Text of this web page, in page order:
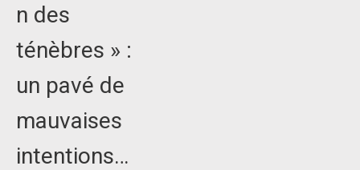
n des
ténèbres » :
un pavé de
mauvaises
intentions…